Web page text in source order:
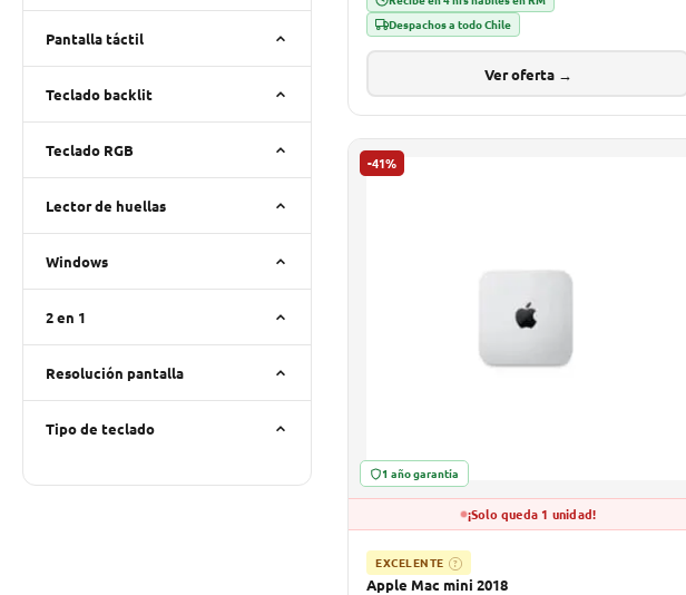
Pantalla táctil
Teclado backlit
Teclado RGB
Lector de huellas
Windows
2 en 1
Resolución pantalla
Tipo de teclado
Despachos a todo Chile
Ver oferta →
-41%
1 año garantía
¡Solo queda 1 unidad!
EXCELENTE ?
Apple Mac mini 2018